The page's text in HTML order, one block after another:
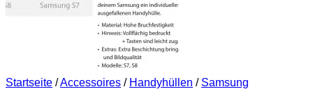
Startseite /Accessoires / Handyhüllen / Samsung